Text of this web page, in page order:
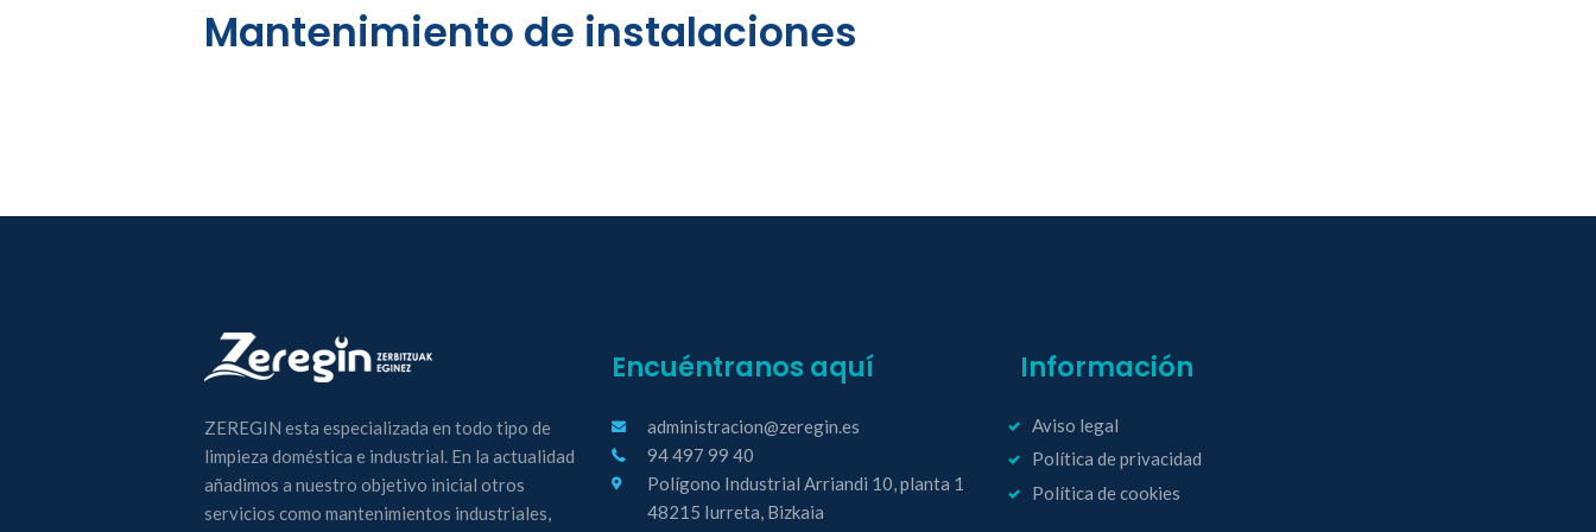
Mantenimiento de instalaciones
ZEREGIN esta especializada en todo tipo de
limpieza doméstica e industrial. En la actualidad
añadimos a nuestro objetivo inicial otros
servicios como mantenimientos industriales,
Encuéntranos aquí
administracion@zeregin.es
94 497 99 40
Polígono Industrial Arriandi 10, planta 1
48215 Iurreta, Bizkaia
Información
Aviso legal
Política de privacidad
Política de cookies